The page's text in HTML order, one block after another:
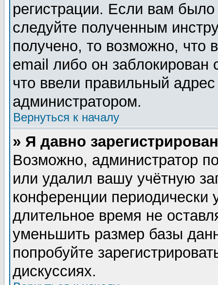
регистрации. Если вам
следуйте полученным
получено, то возможно, что
email либо он
что ввели правильный
администратором.
Вернуться к началу
» Я давно
Возможно, администратор
или удалил вашу учётную
конференции периодически
длительное время не
уменьшить размер базы
попробуйте
дискуссиях.